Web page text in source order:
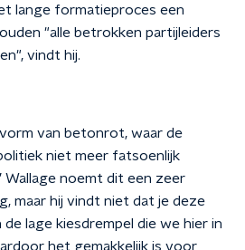
lange formatieproces een
"alle betrokken partijleiders
vindt hij.
van betonrot, waar de
niet meer fatsoenlijk
noemt dit een zeer
maar hij vindt niet dat je deze
lage kiesdrempel die we hier in
het gemakkelijk is voor